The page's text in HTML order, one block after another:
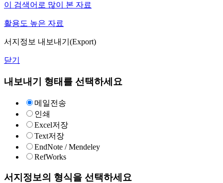
이 검색어로 많이 본 자료
활용도 높은 자료
서지정보 내보내기(Export)
닫기
내보내기 형태를 선택하세요
메일전송
인쇄
Excel저장
Text저장
EndNote / Mendeley
RefWorks
서지정보의 형식을 선택하세요